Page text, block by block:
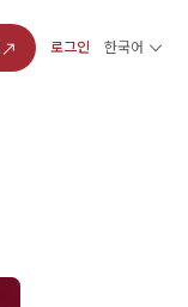
로그인 한국어